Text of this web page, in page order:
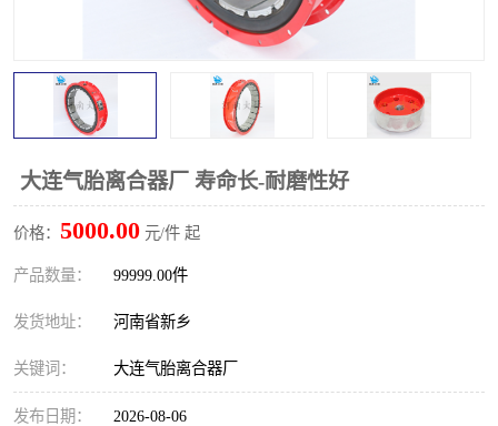
大连气胎离合器厂 寿命长-耐磨性好
价格： 5000.00 元/件 起
产品数量： 99999.00件
发货地址： 河南省新乡
关键词： 大连气胎离合器厂
发布日期： 2026-08-06
联轴器
液力端配件